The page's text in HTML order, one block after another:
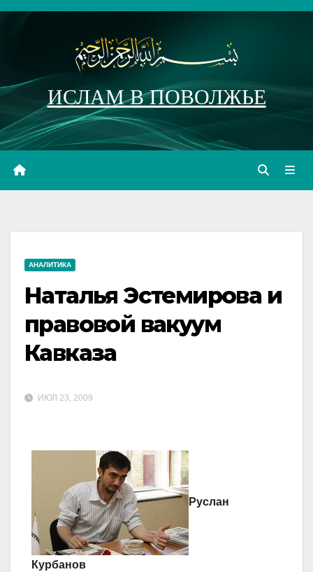
Перейти
ИСЛАМ В ПОВОЛЖЬЕ
АНАЛИТИКА
Наталья Эстемирова и
правовой вакуум
Кавказа
ИЮЛ 23, 2009
Руслан
Курбанов